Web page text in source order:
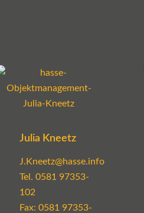
Julia Kneetz
J.Kneetz@hasse.info
Tel. 0581 97353-
102
Fax: 0581 97353-